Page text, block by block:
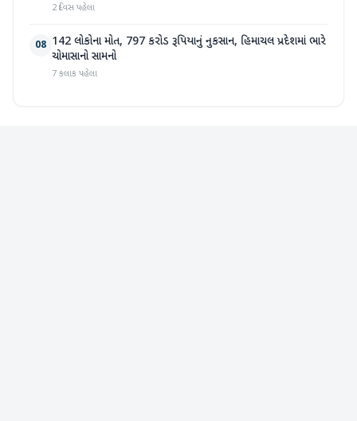
2 દિવસ પહેલા
08 142 લોકોના મોત, 797 કરોડ રૂપિયાનું નુકસાન, હિમાચલ પ્રદેશમાં ભારે
ચોમાસાનો સામનો
7 કલાક પહેલા